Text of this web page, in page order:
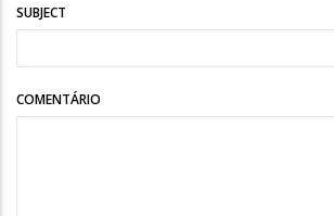
SUBJECT
COMENTÁRIO